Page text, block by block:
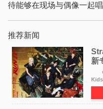
待能够在现场与偶像一起
推荐新闻
新
中
Kids
义打
业
至